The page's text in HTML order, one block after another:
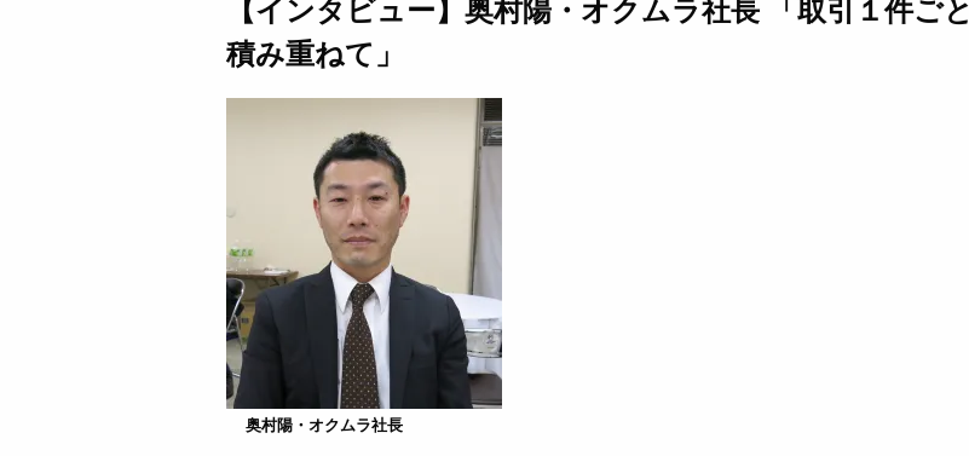
【インタビュー】奥村陽・オクムラ社長 「取引１件ごと
積み重ねて」
奥村陽・オクムラ社長